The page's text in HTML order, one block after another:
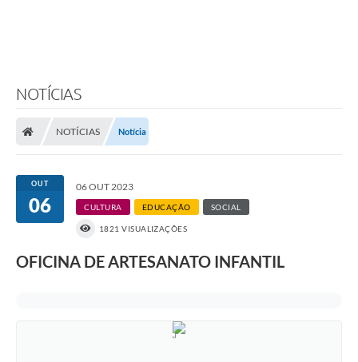
NOTÍCIAS
NOTÍCIAS Notícia
OUT
06
06 OUT 2023
CULTURA EDUCAÇÃO SOCIAL
1821 VISUALIZAÇÕES
OFICINA DE ARTESANATO INFANTIL